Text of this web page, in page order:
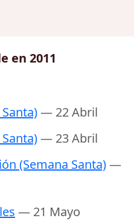
en 2011
— 22 Abril
— 23 Abril
(Semana Santa)—
— 21 Mayo